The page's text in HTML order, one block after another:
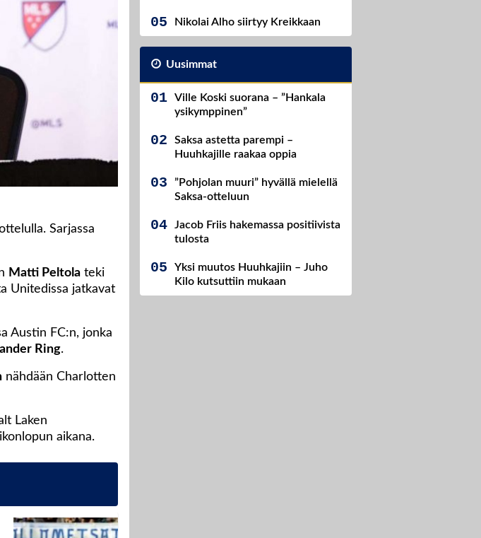
Sarjassa
Matti Peltola teki
Unitedissa jatkavat
Austin FC:n, jonka
Ring.
nähdään Charlotten
Laken
aikana.
Nikolai Alho siirtyy Kreikkaan
Uusimmat
Ville Koski suorana – ”Hankala
ysikymppinen”
Saksa astetta parempi –
Huuhkajille raakaa oppia
”Pohjolan muuri” hyvällä mielellä
Saksa-otteluun
Jacob Friis hakemassa positiivista
tulosta
Yksi muutos Huuhkajiin – Juho
Kilo kutsuttiin mukaan